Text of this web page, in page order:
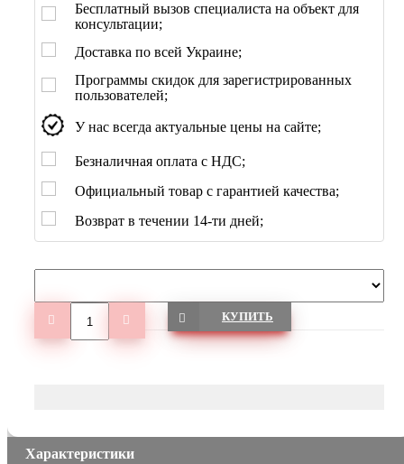
Бесплатный вызов специалиста на объект для
консультации;
Доставка по всей Украине;
Программы скидок для зарегистрированных
пользователей;
У нас всегда актуальные цены на сайте;
Безналичная оплата с НДС;
Официальный товар с гарантией качества;
Возврат в течении 14-ти дней;
КУПИТЬ
Характеристики